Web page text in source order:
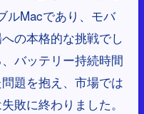
ルMacであり、モバ
の本格的な挑戦でし
バッテリー持続時間
題を抱え、市場では
敗に終わりました。